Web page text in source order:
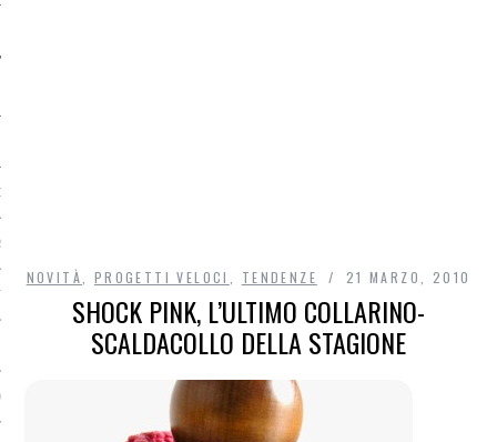
NOVITÀ PROGETTI VELOCI TENDENZE 21 MARZO, 2010
SHOCK PINK, L’ULTIMO COLLARINO-
SCALDACOLLO DELLA STAGIONE